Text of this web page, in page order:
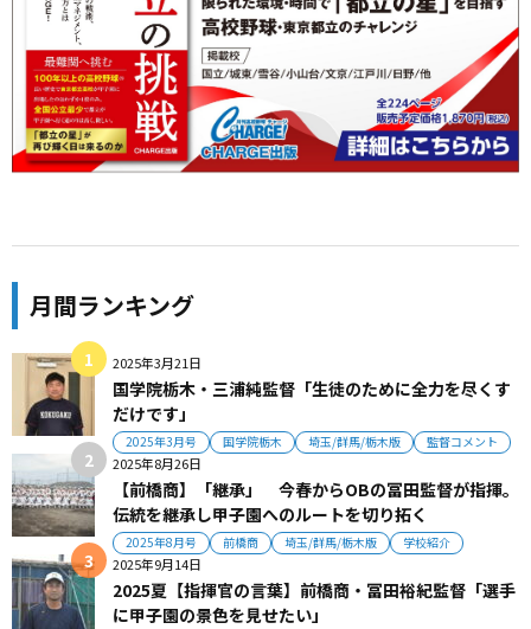
月間ランキング
2025年3月21日
国学院栃木・三浦純監督「生徒のために全力を尽くす
だけです」
2025年3月号 国学院栃木 埼玉/群馬/栃木版 監督コメント
2025年8月26日
【前橋商】「継承」 今春からOBの冨田監督が指揮。
伝統を継承し甲子園へのルートを切り拓く
2025年8月号 前橋商 埼玉/群馬/栃木版 学校紹介
2025年9月14日
2025夏【指揮官の言葉】前橋商・冨田裕紀監督「選手
に甲子園の景色を見せたい」